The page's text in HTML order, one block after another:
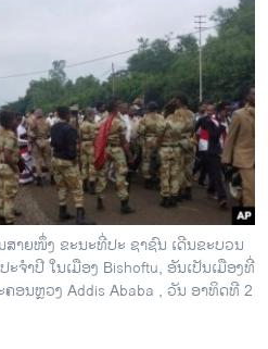
າຍໜຶ່ງ ຂະນະທີ່ປະ ຊາຊົນ ເດີນຂະບວນ
ຈຳປີ ໃນເມືອງ Bishoftu, ອັນເປັນເມືອງທີ່
ຄອນຫຼວງ Addis Ababa , ວັນ ອາທິດທີ 2